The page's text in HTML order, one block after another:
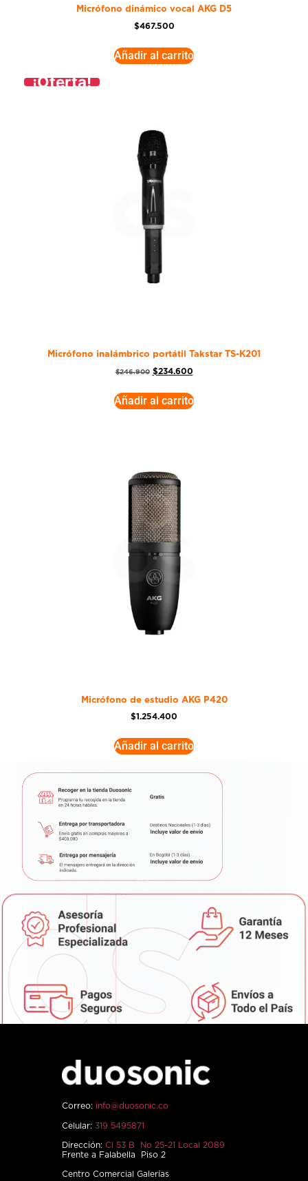
Micrófono dinámico vocal AKG D5
$467.500
Añadir al carrito
¡Oferta!
Micrófono inalámbrico portátil Takstar TS-K201
$246.900 $234.600
Añadir al carrito
Micrófono de estudio AKG P420
$1.254.400
Añadir al carrito
Correo: info@duosonic.co
Celular: 319 5495871
Dirección: Cl 53 B No 25-21 Local 2089
Frente a Falabella Piso 2
Centro Comercial Galerías